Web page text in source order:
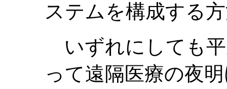
ステムを構成する
いずれにしても平
って遠隔医療の夜